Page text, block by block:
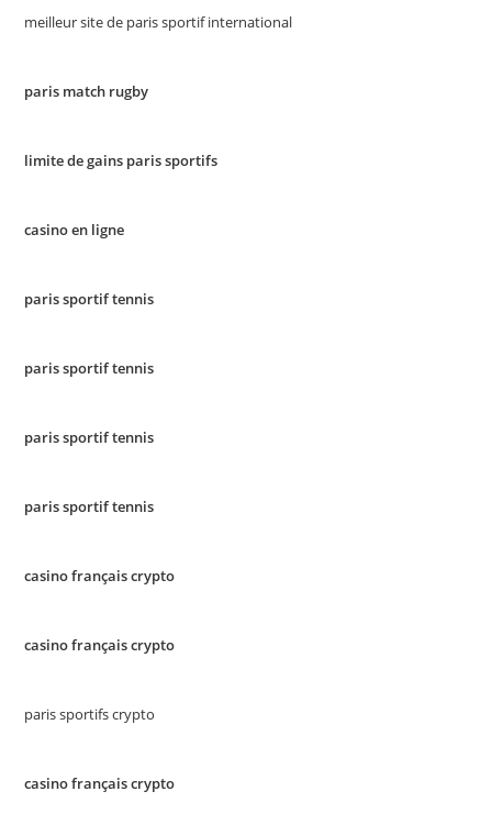
meilleur site de paris sportif international
paris match rugby
limite de gains paris sportifs
casino en ligne
paris sportif tennis
paris sportif tennis
paris sportif tennis
paris sportif tennis
casino français crypto
casino français crypto
paris sportifs crypto
casino français crypto